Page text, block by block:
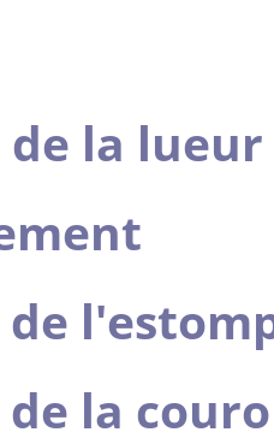
la lueur
de
la